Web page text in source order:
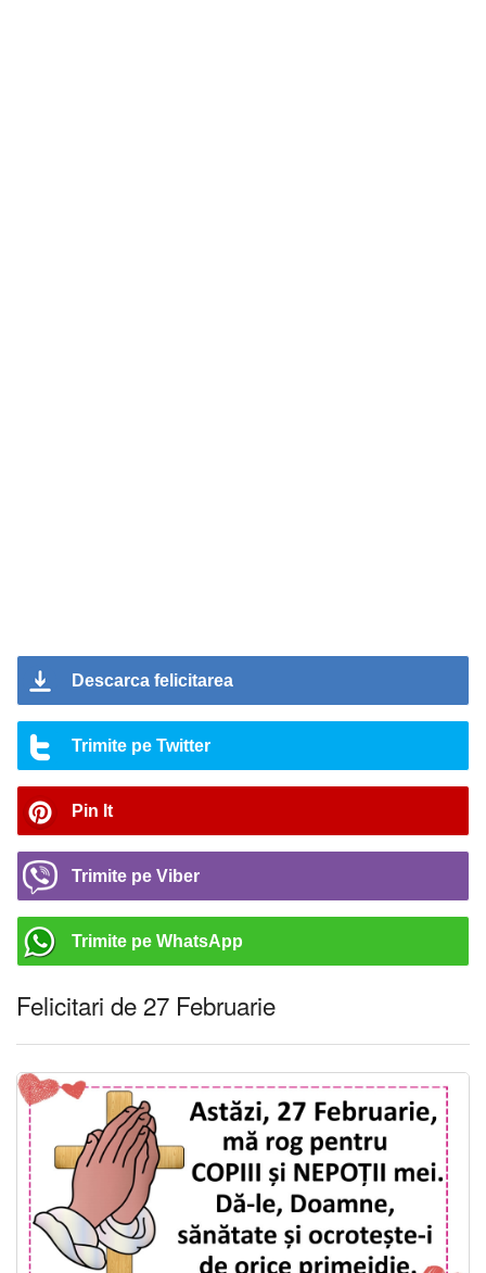
Descarca felicitarea
Trimite pe Twitter
Pin It
Trimite pe Viber
Trimite pe WhatsApp
Felicitari de 27 Februarie